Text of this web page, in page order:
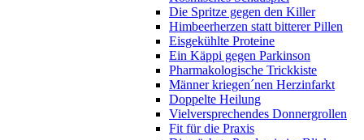
Die Spritze gegen den Killer
Himbeerherzen statt bitterer Pillen
Eisgekühlte Proteine
Ein Käppi gegen Parkinson
Pharmakologische Trickkiste
Männer kriegen´nen Herzinfarkt
Doppelte Heilung
Vielversprechendes Donnergrollen
Fit für die Praxis